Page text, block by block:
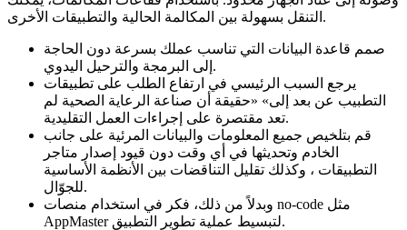
التنقل بسهولة بين المكالمة الحالية والتطبيقات الأخرى.
صمم قاعدة البيانات التي تناسب عملك بسرعة دون الحاجة
إلى البرمجة والترحيل اليدوي.
يرجع السبب الرئيسي في ارتفاع الطلب على تطبيقات
التطبيب عن بعد إلى» «حقيقة أن صناعة الرعاية الصحية لم
تعد مقتصرة على إجراءات العمل التقليدية.
قم بتلخيص جميع المعلومات والبيانات المرئية على جانب
الخادم وتحديثها في أي وقت دون قيود إصدار متاجر
التطبيقات ، وكذلك تقليل التناقضات بين الأنظمة الأساسية
للجوّال.
وبدلاً من ذلك، فكر في استخدام منصات no-code مثل
AppMaster لتبسيط عملية تطوير التطبيق.